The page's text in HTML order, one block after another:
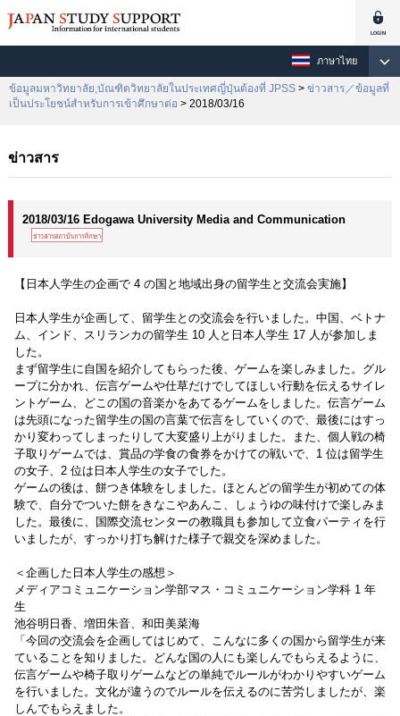
ภาษาไทย
ข้อมูลมหาวิทยาลัย,บัณฑิตวิทยาลัยในประเทศญี่ปุ่นต้องที่ JPSS > ข่าวสาร／ข้อมูลที่
เป็นประโยชน์สำหรับการเข้าศึกษาต่อ > 2018/03/16
ข่าวสาร
2018/03/16 Edogawa University Media and Communication
【日本人学生の企画で 4 の国と地域出身の留学生と交流会実施】
日本人学生が企画して、留学生との交流会を行いました。中国、ベトナ
ム、インド、スリランカの留学生 10 人と日本人学生 17 人が参加しま
した。
まず留学生に自国を紹介してもらった後、ゲームを楽しみました。グル
ープに分かれ、伝言ゲームや仕草だけでしてほしい行動を伝えるサイレ
ントゲーム、どこの国の音楽かをあてるゲームをしました。伝言ゲーム
は先頭になった留学生の国の言葉で伝言をしていくので、最後にはすっ
かり変わってしまったりして大変盛り上がりました。また、個人戦の椅
子取りゲームでは、賞品の学食の食券をかけての戦いで、1 位は留学生
の女子、2 位は日本人学生の女子でした。
ゲームの後は、餅つき体験をしました。ほとんどの留学生が初めての体
験で、自分でついた餅をきなこやあんこ、しょうゆの味付けで楽しみま
した。最後に、国際交流センターの教職員も参加して立食パーティを行
いましたが、すっかり打ち解けた様子で親交を深めました。
＜企画した日本人学生の感想＞
メディアコミュニケーション学部マス・コミュニケーション学科 1 年
生
池谷明日香、増田朱音、和田美菜海
「今回の交流会を企画してはじめて、こんなに多くの国から留学生が来
ていることを知りました。どんな国の人にも楽しんでもらえるように、
伝言ゲームや椅子取りゲームなどの単純でルールがわかりやすいゲーム
を行いました。文化が違うのでルールを伝えるのに苦労しましたが、楽
しんでもらえました。